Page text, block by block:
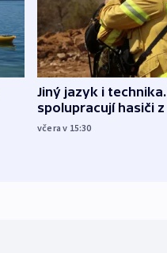
Jiný jazyk i
spolupracují hasiči
včera v 15:30